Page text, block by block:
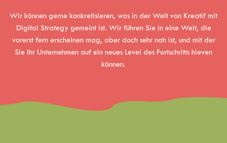
Wir können gerne konkretisieren, was in der Welt von Kreatif mit
Digital Strategy gemeint ist. Wir führen Sie in eine Welt, die
vorerst fern erscheinen mag, aber doch sehr nah ist, und mit der
Sie Ihr Unternehmen auf ein neues Level des Fortschritts hieven
können.